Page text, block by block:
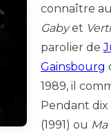
connaître
Gabyet
parolier de
Gainsbourg
1989, il
Pendant
(1991) ou